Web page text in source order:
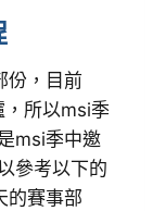
份，目前
所以msi季
msi季中邀
參考以下的
的賽事部